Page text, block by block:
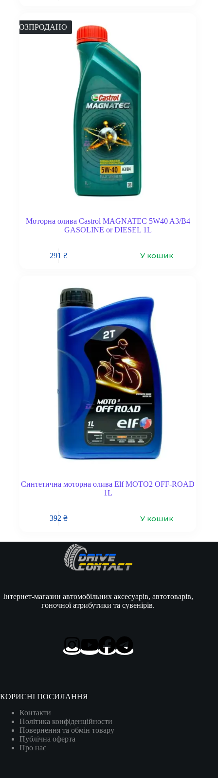
РОЗПРОДАНО
Моторна олива Castrol MAGNATEC 5W40 A3/B4
GASOLINE or DIESEL 1L
291₴ У кошик
Синтетична моторна олива Elf MOTO2 OFF-ROAD
1L
392₴ У кошик
Інтернет-магазин автомобільних аксесуарів, автотоварів,
гоночної атрибутики та сувенірів.
КОРИСНІ ПОСИЛАННЯ
Контакти
Політика конфіденційности
Повернення та обмін товару
Публічна оферта
Про нас